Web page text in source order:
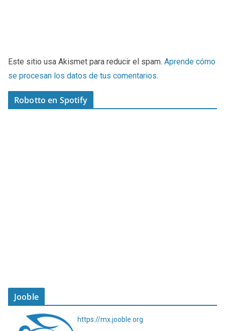
Este sitio usa Akismet para reducir el spam. Aprende cómo
se procesan los datos de tus comentarios.
Robotto en Spotify
Jooble
https://mx.jooble.org